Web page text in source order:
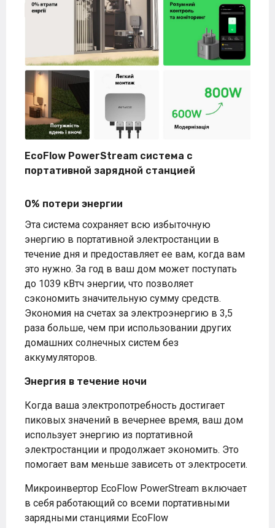
EcoFlow PowerStream система с
портативной зарядной станцией
0% потери энергии
Эта система сохраняет всю избыточную
энергию в портативной электростанции в
течение дня и предоставляет ее вам, когда вам
это нужно. За год в ваш дом может поступать
до 1039 кВтч энергии, что позволяет
сэкономить значительную сумму средств.
Экономия на счетах за электроэнергию в 3,5
раза больше, чем при использовании других
домашних солнечных систем без
аккумуляторов.
Энергия в течение ночи
Когда ваша электропотребность достигает
пиковых значений в вечернее время, ваш дом
использует энергию из портативной
электростанции и продолжает экономить. Это
помогает вам меньше зависеть от электросети.
Микроинвертор EcoFlow PowerStream включает
в себя работающий со всеми портативными
зарядными станциями EcoFlow